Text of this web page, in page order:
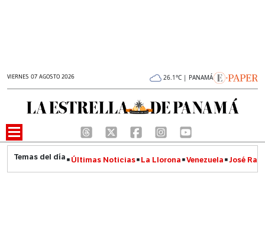
VIERNES 07 AGOSTO 2026 26.1°C | PANAMÁ
Últimas Noticias La Llorona Venezuela José